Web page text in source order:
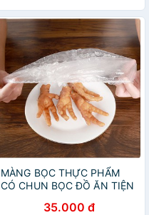
MÀNG BỌC THỰC PHẨM
CÓ CHUN BỌC ĐỒ ĂN TIỆN
35.000 đ